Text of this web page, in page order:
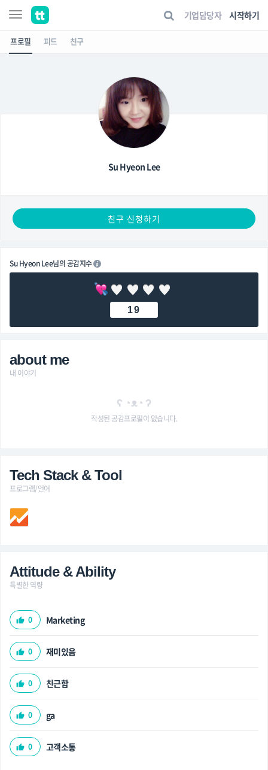
기업담당자 시작하기
프로필 피드 친구
Su Hyeon Lee
친구 신청하기
Su Hyeon Lee님의 공감지수
19
about me
내 이야기
ʕ ◔ᴥ◔ ʔ
작성된 공감프로필이 없습니다.
Tech Stack & Tool
프로그램/언어
Attitude & Ability
특별한 역량
thumb_up 0 Marketing
thumb_up 0 재미있음
thumb_up 0 친근함
thumb_up 0 ga
thumb_up 0 고객소통